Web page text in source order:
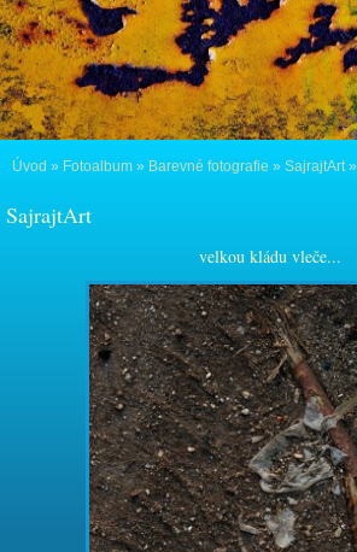
Úvod » Fotoalbum » Barevné fotografie » SajrajtArt»
SajrajtArt
velkou kládu vleče...